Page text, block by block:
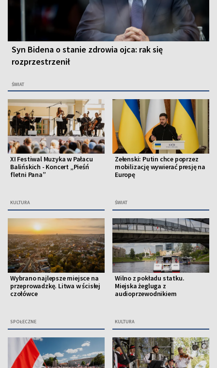
Syn Bidena o stanie zdrowia ojca: rak się
rozprzestrzenił
ŚWIAT
XI Festiwal Muzyka w Pałacu
Balińskich - Koncert „Pieśń
fletni Pana”
KULTURA
Zełenski: Putin chce poprzez
mobilizację wywierać presję na
Europę
ŚWIAT
Wybrano najlepsze miejsce na
przeprowadzkę. Litwa w ścisłej
czołówce
SPOŁECZNE
Wilno z pokładu statku.
Miejska żegluga z
audioprzewodnikiem
KULTURA